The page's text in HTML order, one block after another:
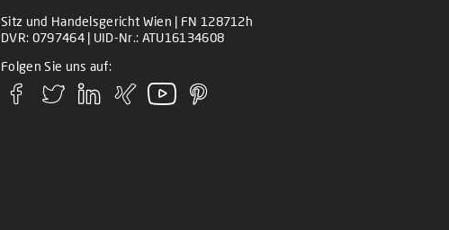
Sitz und Handelsgericht Wien | FN 128712h
DVR: 0797464 | UID-Nr.: ATU16134608
Folgen Sie uns auf: